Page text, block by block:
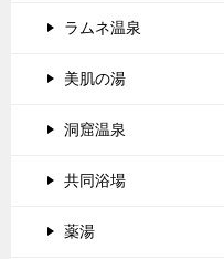
ラムネ温泉
美肌の湯
洞窟温泉
共同浴場
薬湯